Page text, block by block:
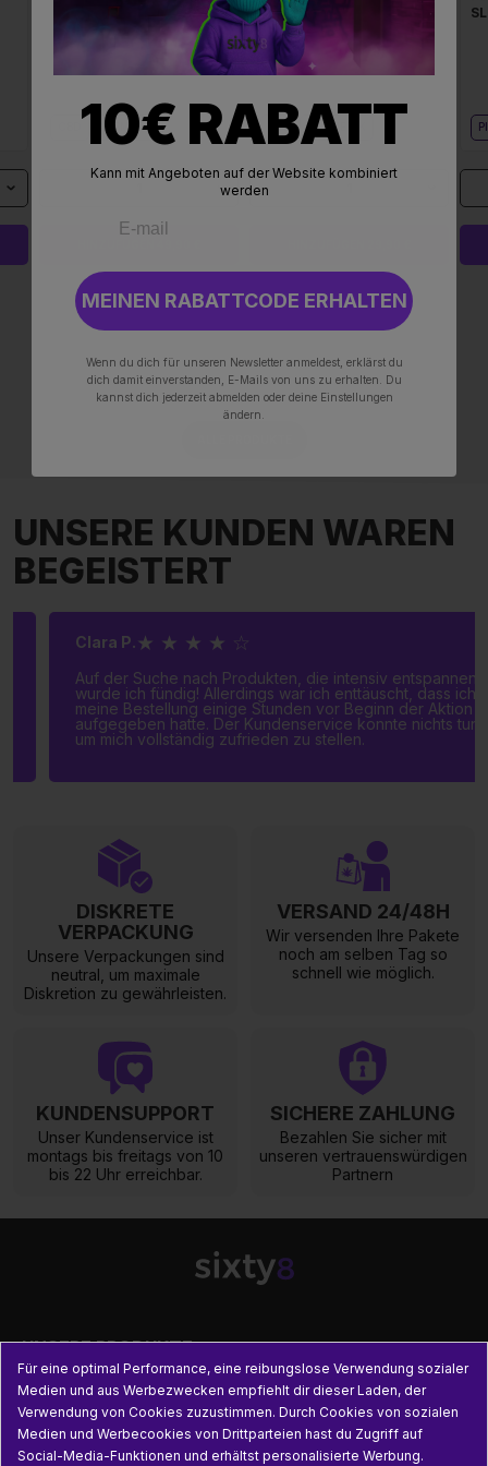
KOSMETIK CBD KOSMETIK
UNSERE KUNDEN WAREN
BEGEISTERT
Clara P.★ ★ ★ ★ ☆
Auf der Suche nach Produkten, die intensiv entspannen,
wurde ich fündig! Allerdings war ich enttäuscht, dass ich
meine Bestellung einige Stunden vor Beginn der Aktion
aufgegeben hatte. Der Kundenservice konnte nichts tun,
um mich vollständig zufrieden zu stellen.
DISKRETE
VERPACKUNG
Unsere Verpackungen sind
neutral, um maximale
Diskretion zu gewährleisten.
VERSAND 24/48H
Wir versenden Ihre Pakete
noch am selben Tag so
schnell wie möglich.
KUNDENSUPPORT
Unser Kundenservice ist
montags bis freitags von 10
bis 22 Uhr erreichbar.
SICHERE ZAHLUNG
Bezahlen Sie sicher mit
unseren vertrauenswürdigen
Partnern
UNSERE PRODUKTE 
PRAKTISCHE INFORMATIONEN 
Für eine optimal Performance, eine reibungslose Verwendung sozialer
Medien und aus Werbezwecken empfiehlt dir dieser Laden, der
Verwendung von Cookies zuzustimmen. Durch Cookies von sozialen
Medien und Werbecookies von Drittparteien hast du Zugriff auf
Social-Media-Funktionen und erhältst personalisierte Werbung.
10€ RABATT
Kann mit Angeboten auf der Website kombiniert
werden
MEINEN RABATTCODE ERHALTEN
Wenn du dich für unseren Newsletter anmeldest, erklärst du
dich damit einverstanden, E-Mails von uns zu erhalten. Du
kannst dich jederzeit abmelden oder deine Einstellungen
ändern.